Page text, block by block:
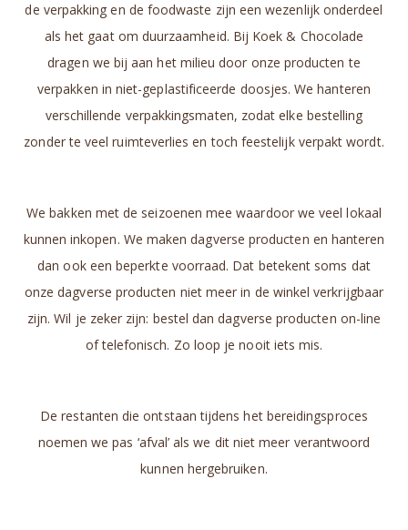
de verpakking en de foodwaste zijn een wezenlijk onderdeel
als het gaat om duurzaamheid. Bij Koek & Chocolade
dragen we bij aan het milieu door onze producten te
verpakken in niet-geplastificeerde doosjes. We hanteren
verschillende verpakkingsmaten, zodat elke bestelling
zonder te veel ruimteverlies en toch feestelijk verpakt wordt.
We bakken met de seizoenen mee waardoor we veel lokaal
kunnen inkopen. We maken dagverse producten en hanteren
dan ook een beperkte voorraad. Dat betekent soms dat
onze dagverse producten niet meer in de winkel verkrijgbaar
zijn. Wil je zeker zijn: bestel dan dagverse producten on-line
of telefonisch. Zo loop je nooit iets mis.
De restanten die ontstaan tijdens het bereidingsproces
noemen we pas ‘afval’ als we dit niet meer verantwoord
kunnen hergebruiken.